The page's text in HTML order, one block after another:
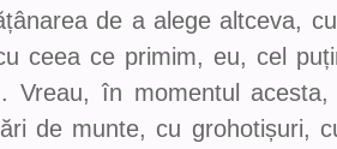
de a alege altceva,
ceea ce primim, eu, cel
Vreau, în momentul
de munte, cu grohotișuri,